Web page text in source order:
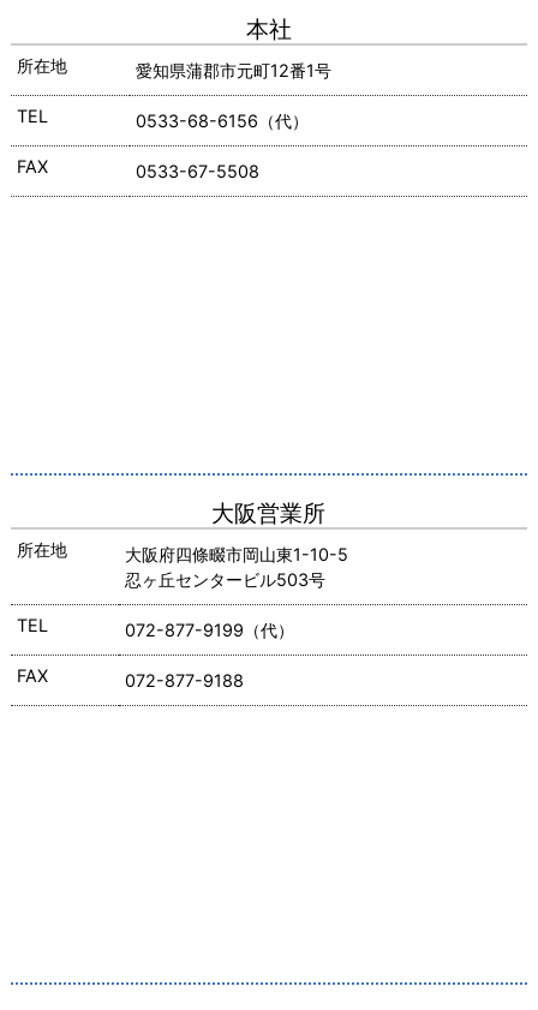
本社
所在地 愛知県蒲郡市元町12番1号
TEL 0533-68-6156（代）
FAX 0533-67-5508
大阪営業所
所在地
大阪府四條畷市岡山東1-10-5
忍ヶ丘センタービル503号
TEL 072-877-9199（代）
FAX 072-877-9188